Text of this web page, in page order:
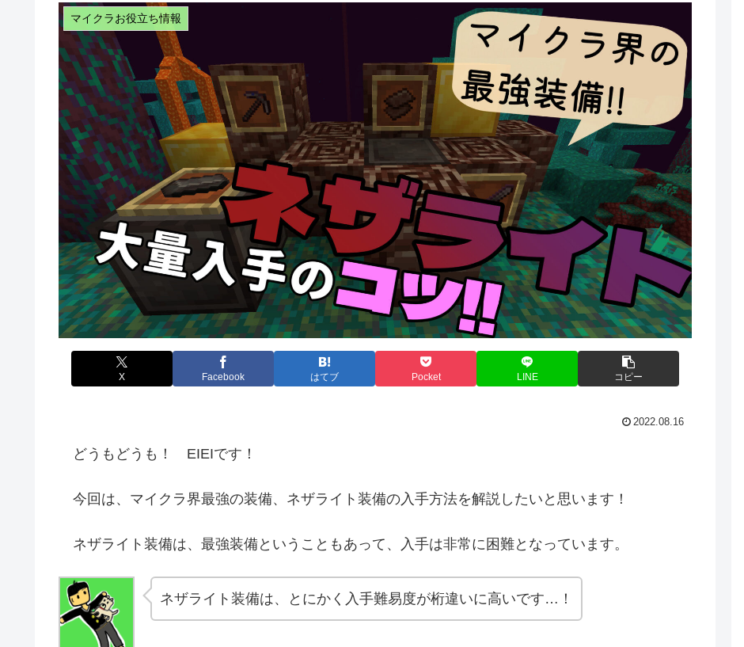
マイクラお役立ち情報
X Facebook はてブ Pocket LINE コピー
2022.08.16
どうもどうも！ EIEIです！
今回は、マイクラ界最強の装備、ネザライト装備の入手方法を解説したいと思います！
ネザライト装備は、最強装備ということもあって、入手は非常に困難となっています。
ネザライト装備は、とにかく入手難易度が桁違いに高いです…！